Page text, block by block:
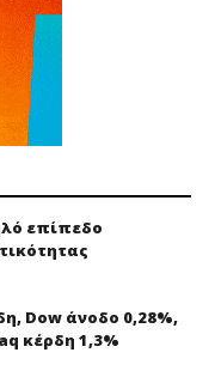
επίπεδο
Dow άνοδο 0,28%,
κέρδη 1,3%